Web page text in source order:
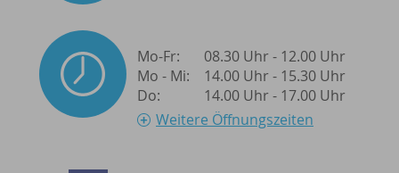
Mo-Fr:
Mo - Mi:
Do:
08.30 Uhr - 12.00 Uhr
14.00 Uhr - 15.30 Uhr
14.00 Uhr - 17.00 Uhr
Weitere Öffnungszeiten